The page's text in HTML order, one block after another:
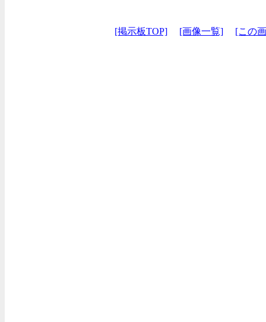
[掲示板TOP] [画像一覧] [この